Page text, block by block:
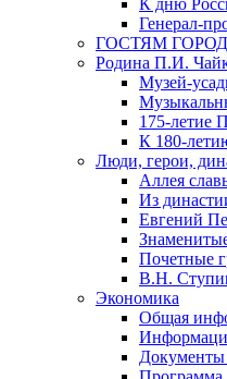
К дню
Генерал-
ГОСТЯМ
Родина П.И.
Музей-
175-летие
К 180-
Люди, герои,
Аллея
Из
Евгений
Почетные
В.Н.
Экономика
Общая
Документы